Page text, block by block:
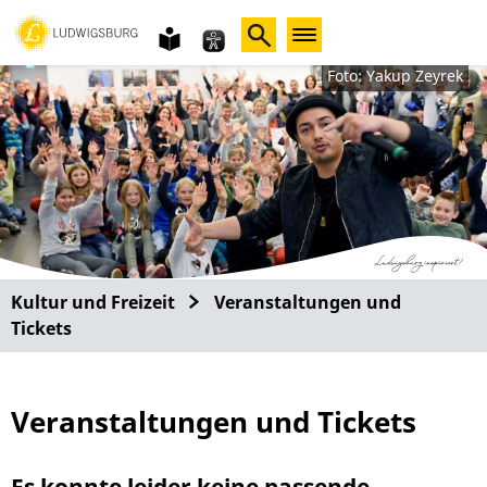
Gebärdensprache
leichte
Sprache Foto: Yakup Zeyrek
Kultur und Freizeit
Veranstaltungen und
Tickets
Veranstaltungen und Tickets